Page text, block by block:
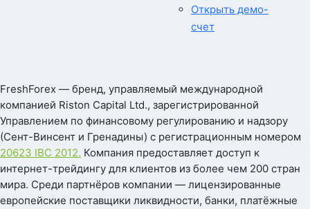
Открыть демо-
счет
FreshForex — бренд, управляемый международной
компанией Riston Capital Ltd., зарегистрированной
Управлением по финансовому регулированию и надзору
(Сент-Винсент и Гренадины) с регистрационным номером
20623 IBC 2012. Компания предоставляет доступ к
интернет-трейдингу для клиентов из более чем 200 стран
мира. Среди партнёров компании — лицензированные
европейские поставщики ликвидности, банки, платёжные